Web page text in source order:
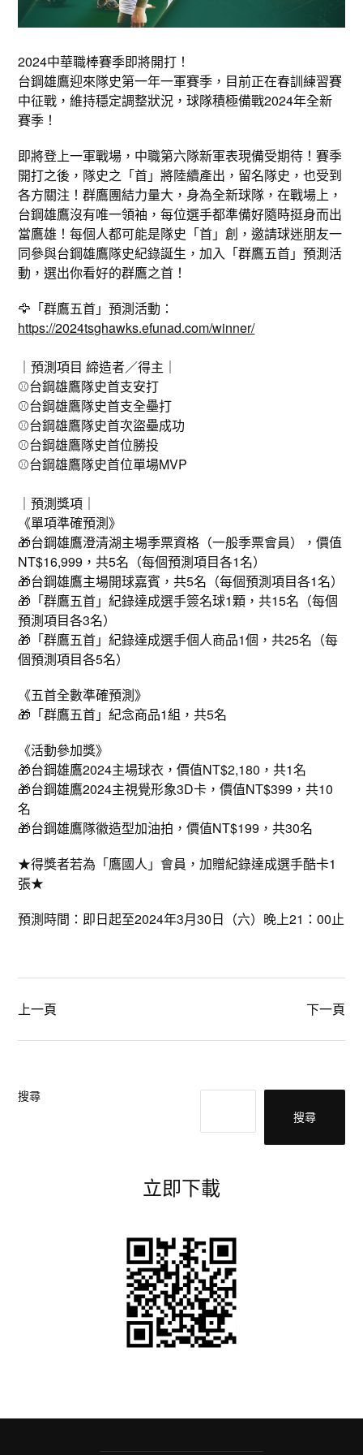
2024中華職棒賽季即將開打！
台鋼雄鷹迎來隊史第一年一軍賽季，目前正在春訓練習賽
中征戰，維持穩定調整狀況，球隊積極備戰2024年全新
賽季！
即將登上一軍戰場，中職第六隊新軍表現備受期待！賽季
開打之後，隊史之「首」將陸續產出，留名隊史，也受到
各方關注！群鷹團結力量大，身為全新球隊，在戰場上，
台鋼雄鷹沒有唯一領袖，每位選手都準備好隨時挺身而出
當鷹雄！每個人都可能是隊史「首」創，邀請球迷朋友一
同參與台鋼雄鷹隊史紀錄誕生，加入「群鷹五首」預測活
動，選出你看好的群鷹之首！
🦅「群鷹五首」預測活動：
https://2024tsghawks.efunad.com/winner/
｜預測項目 締造者／得主｜
⚾️台鋼雄鷹隊史首支安打
⚾️台鋼雄鷹隊史首支全壘打
⚾️台鋼雄鷹隊史首次盜壘成功
⚾️台鋼雄鷹隊史首位勝投
⚾️台鋼雄鷹隊史首位單場MVP
｜預測獎項｜
《單項準確預測》
🎁台鋼雄鷹澄清湖主場季票資格（一般季票會員），價值
NT$16,999，共5名（每個預測項目各1名）
🎁台鋼雄鷹主場開球嘉賓，共5名（每個預測項目各1名）
🎁「群鷹五首」紀錄達成選手簽名球1顆，共15名（每個
預測項目各3名）
🎁「群鷹五首」紀錄達成選手個人商品1個，共25名（每
個預測項目各5名）
《五首全數準確預測》
🎁「群鷹五首」紀念商品1組，共5名
《活動參加獎》
🎁台鋼雄鷹2024主場球衣，價值NT$2,180，共1名
🎁台鋼雄鷹2024主視覺形象3D卡，價值NT$399，共10
名
🎁台鋼雄鷹隊徽造型加油拍，價值NT$199，共30名
★得獎者若為「鷹國人」會員，加贈紀錄達成選手酷卡1
張★
預測時間：即日起至2024年3月30日（六）晚上21：00止
上一頁 下一頁
搜尋
搜尋
立即下載